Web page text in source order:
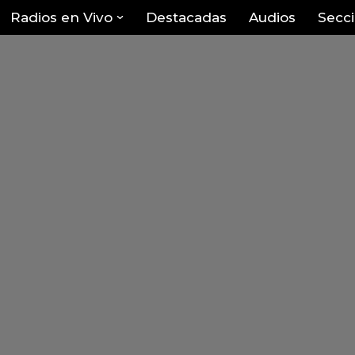
Radios en Vivo Destacadas Audios